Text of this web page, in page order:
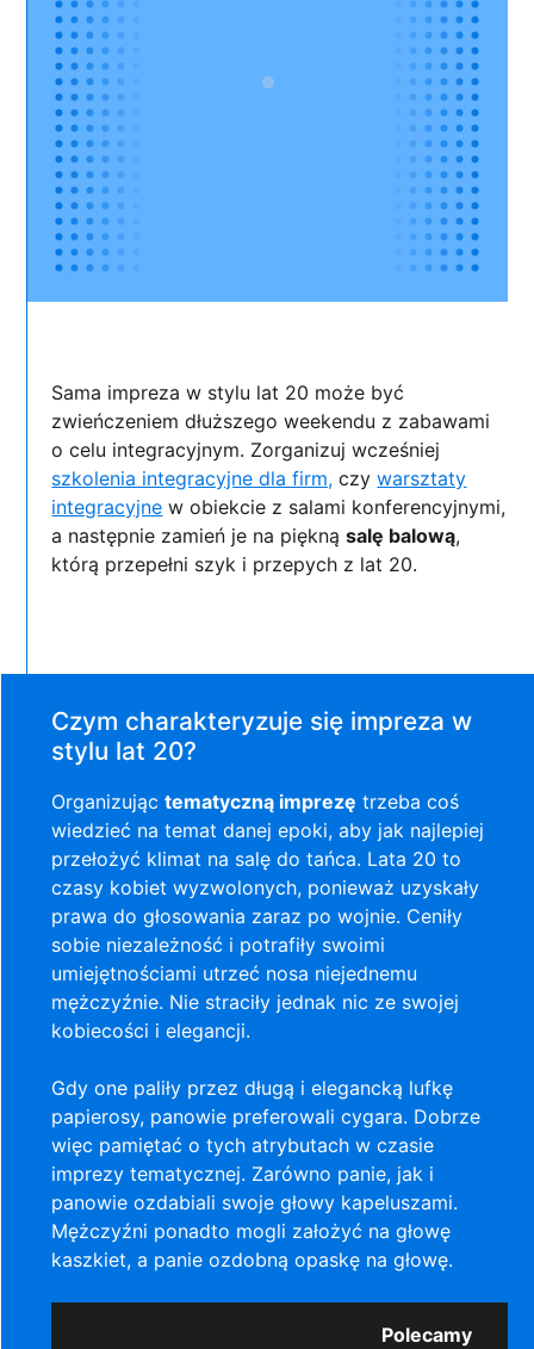
Sama impreza w stylu lat 20 może być
zwieńczeniem dłuższego weekendu z zabawami
o celu integracyjnym. Zorganizuj wcześniej
szkolenia integracyjne dla firm, czywarsztaty
integracyjne w obiekcie z salami konferencyjnymi,
a następnie zamień je na pięknąsalę balową,
którą przepełni szyk i przepych z lat 20.
Czym charakteryzuje się impreza w
stylu lat 20?
Organizująctematyczną imprezę trzeba coś
wiedzieć na temat danej epoki, aby jak najlepiej
przełożyć klimat na salę do tańca. Lata 20 to
czasy kobiet wyzwolonych, ponieważ uzyskały
prawa do głosowania zaraz po wojnie. Ceniły
sobie niezależność i potrafiły swoimi
umiejętnościami utrzeć nosa niejednemu
mężczyźnie. Nie straciły jednak nic ze swojej
kobiecości i elegancji.
Gdy one paliły przez długą i elegancką lufkę
papierosy, panowie preferowali cygara. Dobrze
więc pamiętać o tych atrybutach w czasie
imprezy tematycznej. Zarówno panie, jak i
panowie ozdabiali swoje głowy kapeluszami.
Mężczyźni ponadto mogli założyć na głowę
kaszkiet, a panie ozdobną opaskę na głowę.
Polecamy